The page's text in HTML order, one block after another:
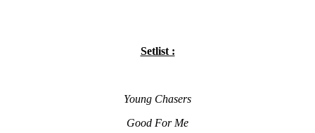
Setlist :
Young Chasers
Good For Me